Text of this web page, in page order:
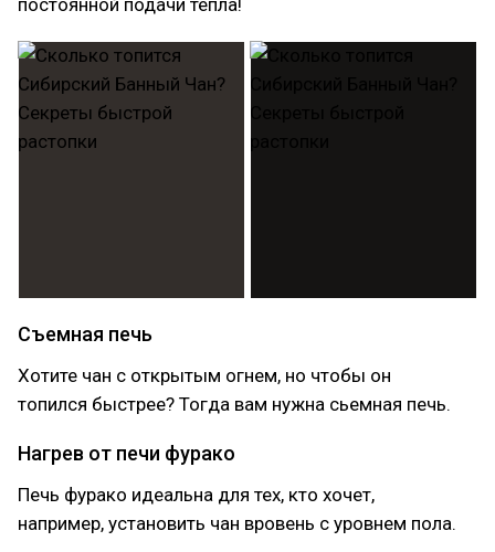
постоянной подачи тепла!
Съемная печь
Хотите чан с открытым огнем, но чтобы он
топился быстрее? Тогда вам нужна сьемная печь.
Нагрев от печи фурако
Печь фурако идеальна для тех, кто хочет,
например, установить чан вровень с уровнем пола.